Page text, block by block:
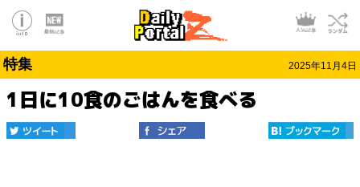
特集 2025年11月4日
1日に10食のごはんを食べる